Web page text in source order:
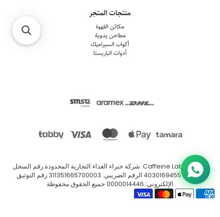
منتجات المتجر
مكائن القهوة
مطاحن يدوية
أكواب السيراميك
أدوات الباريستا
© 2026
Caffeine Lab
. شركة خبراء الغذاء التجارية المحدودة رقم السجل
التجاري: 4030169455 الرقم الضريبي: 311351665700003 رقم التوثيق
الإلكتروني: 0000014446 جميع الحقوق محفوظة